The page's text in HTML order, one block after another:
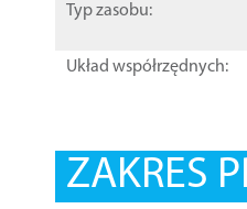
Typ zasobu:
Układ współrzędnych:
ZAKRES